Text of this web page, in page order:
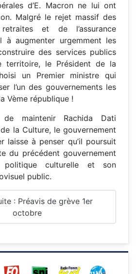
d’E. Macron ne lui ont
Malgré le rejet massif des
et de l’assurance
à augmenter urgemment les
des services publics
territoire, le Président de la
un Premier ministre qui
l’un des gouvernements les
Vème république !
de maintenir Rachida Dati
la Culture, le gouvernement
laisse à penser qu’il poursuit
du précédent gouvernement
politique culturelle et son
public.
: Préavis de grève 1er
octobre